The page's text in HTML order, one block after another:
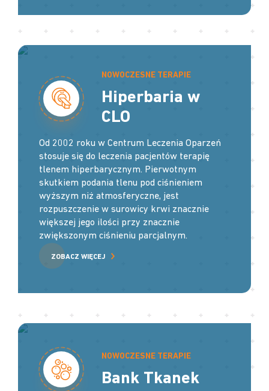
NOWOCZESNE TERAPIE
Hiperbaria w
CLO
Od 2002 roku w Centrum Leczenia Oparzeń
stosuje się do leczenia pacjentów terapię
tlenem hiperbarycznym. Pierwotnym
skutkiem podania tlenu pod ciśnieniem
wyższym niż atmosferyczne, jest
rozpuszczenie w surowicy krwi znacznie
większej jego ilości przy znacznie
zwiększonym ciśnieniu parcjalnym.
ZOBACZ WIĘCEJ
NOWOCZESNE TERAPIE
Bank Tkanek